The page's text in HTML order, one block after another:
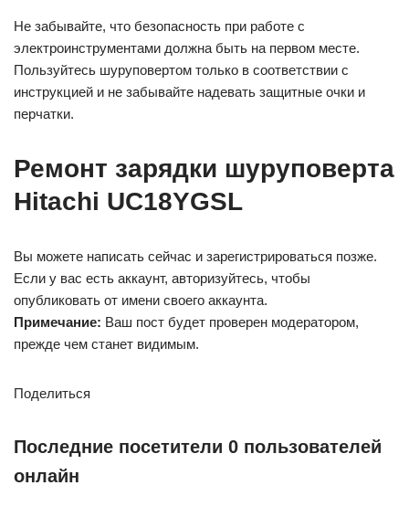
Не забывайте, что безопасность при работе с
электроинструментами должна быть на первом месте.
Пользуйтесь шуруповертом только в соответствии с
инструкцией и не забывайте надевать защитные очки и
перчатки.
Ремонт зарядки шуруповерта
Hitachi UC18YGSL
Вы можете написать сейчас и зарегистрироваться позже.
Если у вас есть аккаунт, авторизуйтесь, чтобы
опубликовать от имени своего аккаунта.
Примечание: Ваш пост будет проверен модератором,
прежде чем станет видимым.
Поделиться
Последние посетители 0 пользователей
онлайн